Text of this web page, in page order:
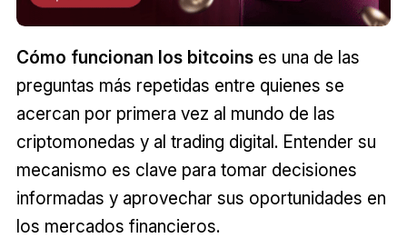
Cómo funcionan los bitcoinses una de las
preguntas más repetidas entre quienes se
acercan por primera vez al mundo de las
criptomonedas y al trading digital. Entender su
mecanismo es clave para tomar decisiones
informadas y aprovechar sus oportunidades en
los mercados financieros.